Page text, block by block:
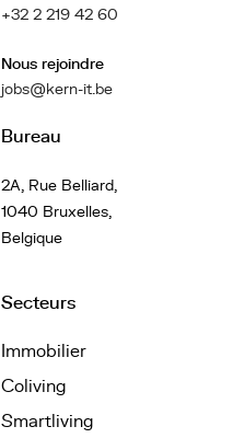
+32 2 219 42 60
Nous rejoindre
jobs@kern-it.be
Bureau
2A, Rue Belliard,
1040 Bruxelles,
Belgique
Secteurs
Immobilier
Coliving
Smartliving